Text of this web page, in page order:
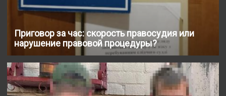
Приговор за час: скорость правосудия или
нарушение правовой процедуры?